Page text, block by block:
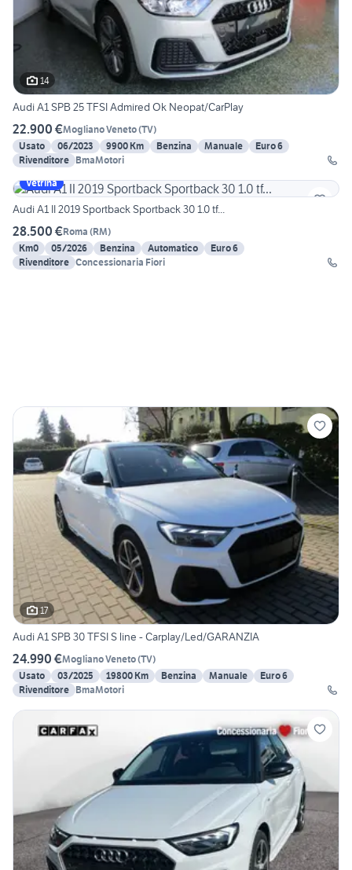
14
Audi A1 SPB 25 TFSI Admired Ok Neopat/CarPlay
22.900 €Mogliano Veneto(TV)
Usato
06/2023 9900 Km Benzina Manuale
Euro 6
Rivenditore BmaMotori
Vetrina
Audi A1 II 2019 Sportback Sportback 30 1.0 tf...
28.500 €Roma (RM)
Km0
05/2026 Benzina Automatico
Euro 6
Rivenditore Concessionaria Fiori
17
Audi A1 SPB 30 TFSI S line - Carplay/Led/GARANZIA
24.990 €Mogliano Veneto(TV)
Usato
03/2025 19800 Km Benzina Manuale
Euro 6
Rivenditore BmaMotori